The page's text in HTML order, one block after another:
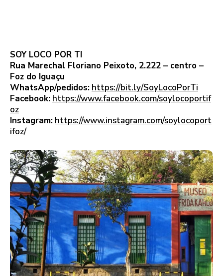
SOY LOCO POR TI
Rua Marechal Floriano Peixoto, 2.222 – centro –
Foz do Iguaçu
WhatsApp/pedidos: https://bit.ly/SoyLocoPorTi
Facebook: https://www.facebook.com/soylocoportif
oz
Instagram: https://www.instagram.com/soylocoport
ifoz/